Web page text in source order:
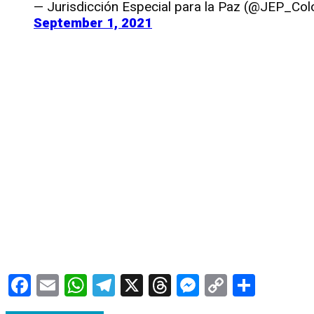
— Jurisdicción Especial para la Paz
September 1, 2021
Facebook
EmailWhatsApp
Telegram
X Threads
Messenger
Copy